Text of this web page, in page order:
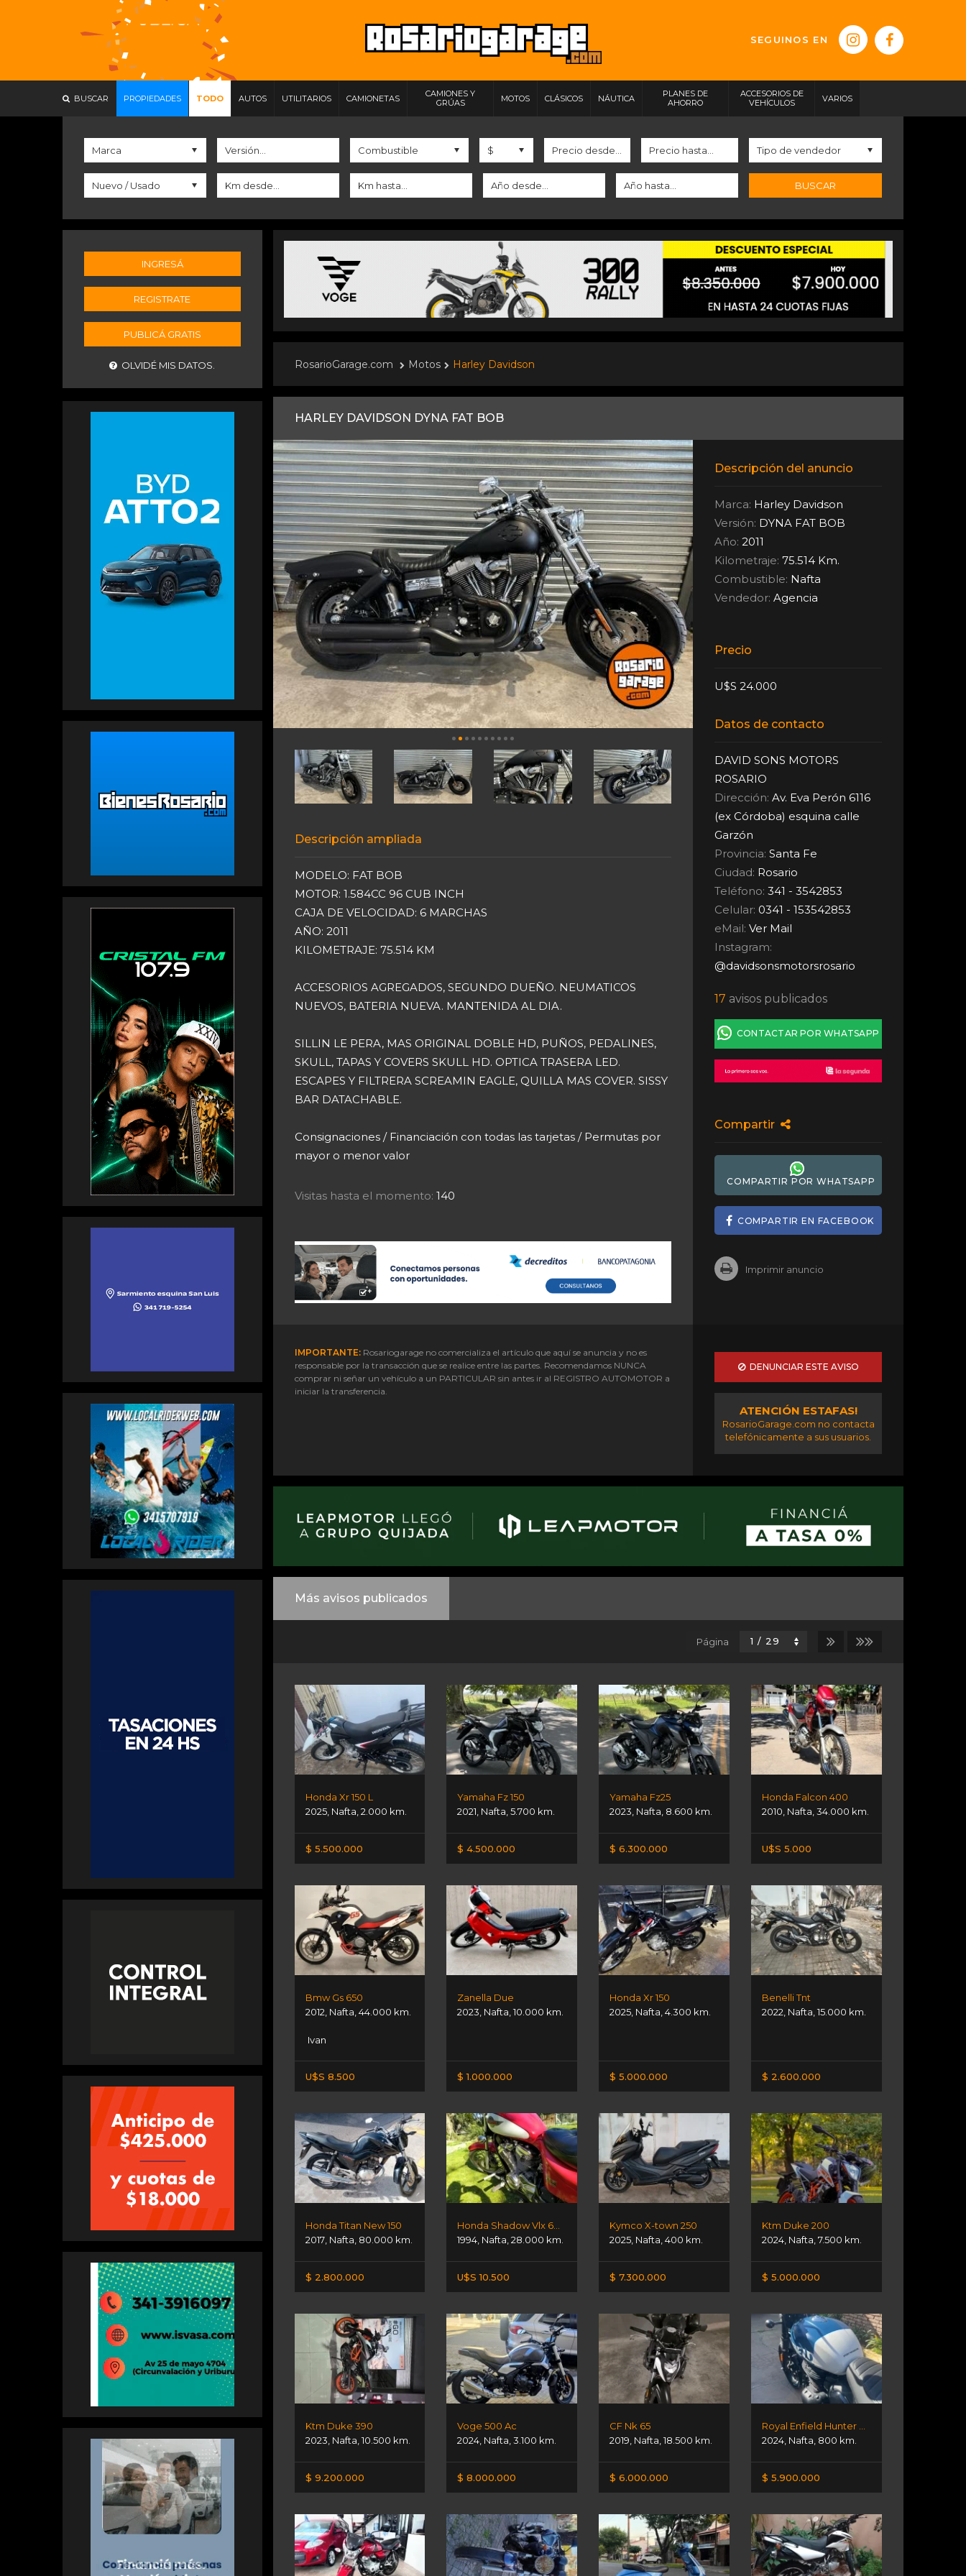
SEGUINOS EN
BUSCAR PROPIEDADES TODO AUTOS UTILITARIOS CAMIONETAS
CAMIONES Y
GRÚAS
MOTOS CLÁSICOS NÁUTICA
PLANES DE
AHORRO
ACCESORIOS DE
VEHÍCULOS
VARIOS
BUSCAR
INGRESÁ
REGISTRATE
PUBLICÁ GRATIS
OLVIDÉ MIS DATOS. RosarioGarage.com Motos Harley Davidson
HARLEY DAVIDSON DYNA FAT BOB
Descripción ampliada
MODELO: FAT BOB
MOTOR: 1.584CC 96 CUB INCH
CAJA DE VELOCIDAD: 6 MARCHAS
AÑO: 2011
KILOMETRAJE: 75.514 KM
ACCESORIOS AGREGADOS, SEGUNDO DUEÑO. NEUMATICOS
NUEVOS, BATERIA NUEVA. MANTENIDA AL DIA.
SILLIN LE PERA, MAS ORIGINAL DOBLE HD, PUÑOS, PEDALINES,
SKULL, TAPAS Y COVERS SKULL HD. OPTICA TRASERA LED.
ESCAPES Y FILTRERA SCREAMIN EAGLE, QUILLA MAS COVER. SISSY
BAR DATACHABLE.
Consignaciones / Financiación con todas las tarjetas / Permutas por
mayor o menor valor
Visitas hasta el momento: 140
Descripción del anuncio
Marca: Harley Davidson
Versión: DYNA FAT BOB
Año: 2011
Kilometraje: 75.514 Km.
Combustible: Nafta
Vendedor: Agencia
Precio
U$S 24.000
Datos de contacto
DAVID SONS MOTORS
ROSARIO
Dirección: Av. Eva Perón 6116
(ex Córdoba) esquina calle
Garzón
Provincia:Santa Fe
Ciudad: Rosario
Teléfono: 341 - 3542853
Celular: 0341 - 153542853
eMail:Ver Mail
Instagram:
@davidsonsmotorsrosario
17 avisos publicados
CONTACTAR POR WHATSAPP
Compartir
COMPARTIR POR WHATSAPP
COMPARTIR EN FACEBOOK
Imprimir anuncio
IMPORTANTE:Rosariogarage no comercializa el artículo que aquí se anuncia y no es
responsable por la transacción que se realice entre las partes. Recomendamos NUNCA
comprar ni señar un vehículo a un PARTICULAR sin antes ir al REGISTRO AUTOMOTOR a
iniciar la transferencia.
DENUNCIAR ESTE AVISO
ATENCIÓN ESTAFAS!
RosarioGarage.com no contacta
telefónicamente a sus usuarios.
Más avisos publicados
Página
Honda Xr 150 L
2025, Nafta 2.000 km.
$ 5.500.000
Yamaha Fz 150
2021 Nafta ,5.700 km.
$ 4.500.000
Yamaha Fz25
2023 Nafta 8.600 km.
$ 6.300.000
Honda Falcon 400
2010 Nafta ,34.000 km.
U$S 5.000
Bmw Gs 650
2012 Nafta 44.000 km.
Ivan
U$S 8.500
Zanella Due
2023 Nafta ,10.000 km.
$ 1.000.000
Honda Xr 150
2025 Nafta ,4.300 km.
$ 5.000.000
Benelli Tnt
2022 Nafta ,15.000 km.
$ 2.600.000
Honda Titan New 150
2017, Nafta 80.000 km.
$ 2.800.000
1994 Nafta ,28.000 km.
U$S 10.500
Kymco X-town 250
2025 Nafta ,400 km.
$ 7.300.000
Ktm Duke 200
2024 Nafta ,7.500 km.
$ 5.000.000
Ktm Duke 390
2023 Nafta 10.500 km.
$ 9.200.000
Voge 500 Ac
2024 Nafta ,3.100 km.
$ 8.000.000
CF Nk 65
2019 Nafta ,18.500 km.
$ 6.000.000
2024 Nafta 800 km.
$ 5.900.000